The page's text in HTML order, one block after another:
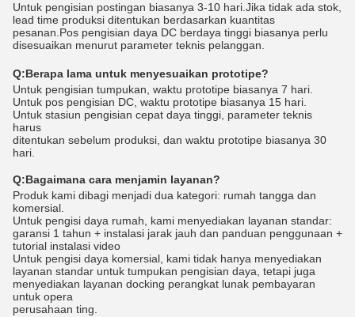
Untuk pengisian postingan biasanya 3-10 hari.Jika tidak ada stok,
lead time produksi ditentukan berdasarkan kuantitas
pesanan.Pos pengisian daya DC berdaya tinggi biasanya perlu
disesuaikan menurut parameter teknis pelanggan.
Q:Berapa lama untuk menyesuaikan prototipe?
Untuk pengisian tumpukan, waktu prototipe biasanya 7 hari.
Untuk pos pengisian DC, waktu prototipe biasanya 15 hari.
Untuk stasiun pengisian cepat daya tinggi, parameter teknis
harus
ditentukan sebelum produksi, dan waktu prototipe biasanya 30
hari.
Q:Bagaimana cara menjamin layanan?
Produk kami dibagi menjadi dua kategori: rumah tangga dan
komersial.
Untuk pengisi daya rumah, kami menyediakan layanan standar:
garansi 1 tahun + instalasi jarak jauh dan panduan penggunaan +
tutorial instalasi video
Untuk pengisi daya komersial, kami tidak hanya menyediakan
layanan standar untuk tumpukan pengisian daya, tetapi juga
menyediakan layanan docking perangkat lunak pembayaran
untuk opera
perusahaan ting.